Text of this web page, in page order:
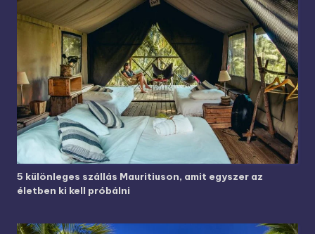
5 különleges szállás Mauritiuson, amit egyszer az
életben ki kell próbálni